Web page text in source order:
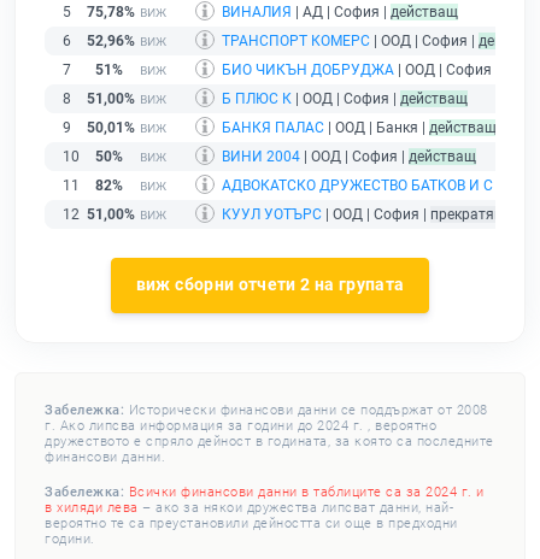
5
75,78% ВИНАЛИЯ | АД | София | действащ
6
52,96% ТРАНСПОРТ КОМЕРС | ООД | София |
7
51% БИО ЧИКЪН ДОБРУДЖА | ООД | София |
8
51,00% Б ПЛЮС К | ООД | София | действащ
9
50,01% БАНКЯ ПАЛАС | ООД | Банкя | действащ
10
50% ВИНИ 2004 | ООД | София | действащ
11
82% АДВОКАТСКО ДРУЖЕСТВО БАТКОВ И С - ИЕ
12 51,00% КУУЛ УОТЪРС | ООД | София | прекратяване
виж сборни отчети 2 на групата
Забележка: Исторически финансови данни се поддържат от 2008
г. Ако липсва информация за години до 2024 г. , вероятно
дружеството е спряло дейност в годината, за която са последните
финансови данни.
Забележка: Всички финансови данни в таблиците са за 2024 г. и
в хиляди лева – ако за някои дружества липсват данни, най-
вероятно те са преустановили дейността си още в предходни
години.